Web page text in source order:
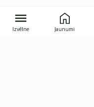
Izvēlne Jaunumi